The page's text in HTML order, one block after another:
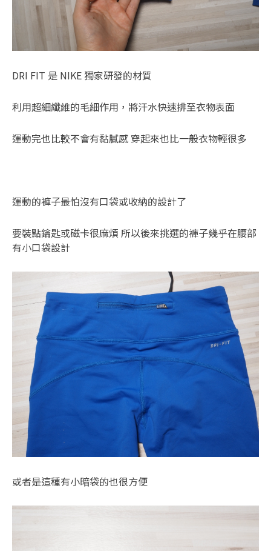
DRI FIT 是 NIKE 獨家研發的材質
利用超細纖維的毛細作用，將汗水快速排至衣物表面
運動完也比較不會有黏膩感 穿起來也比一般衣物輕很多
運動的褲子最怕沒有口袋或收納的設計了
要裝點鑰匙或磁卡很麻煩 所以後來挑選的褲子幾乎在腰部
有小口袋設計
或者是這種有小暗袋的也很方便